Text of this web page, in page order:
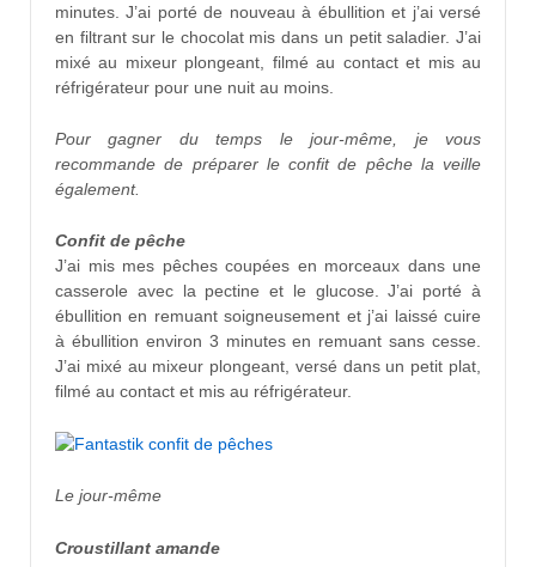
minutes. J’ai porté de nouveau à ébullition et j’ai versé
en filtrant sur le chocolat mis dans un petit saladier. J’ai
mixé au mixeur plongeant, filmé au contact et mis au
réfrigérateur pour une nuit au moins.
Pour gagner du temps le jour-même, je vous
recommande de préparer le confit de pêche la veille
également.
Confit de pêche
J’ai mis mes pêches coupées en morceaux dans une
casserole avec la pectine et le glucose. J’ai porté à
ébullition en remuant soigneusement et j’ai laissé cuire
à ébullition environ 3 minutes en remuant sans cesse.
J’ai mixé au mixeur plongeant, versé dans un petit plat,
filmé au contact et mis au réfrigérateur.
Le jour-même
Croustillant amande